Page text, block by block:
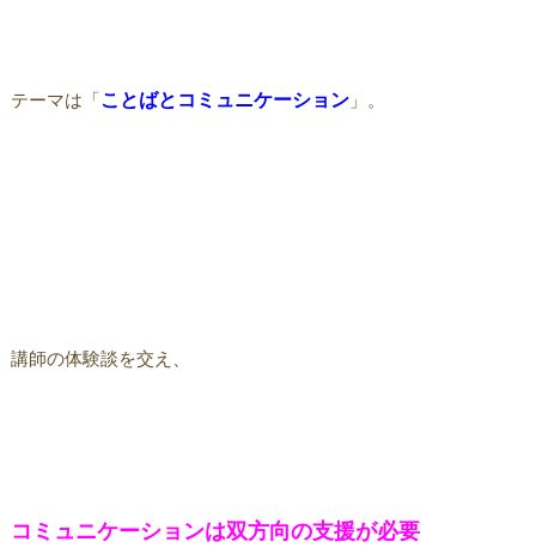
テーマは「ことばとコミュニケーション」。
講師の体験談を交え、
コミュニケーションは双方向の支援が必要